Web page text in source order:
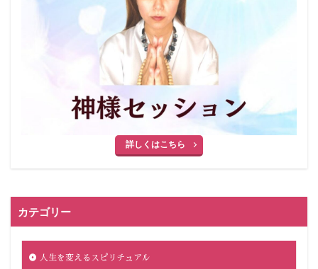
詳しくはこちら
カテゴリー
人生を変えるスピリチュアル